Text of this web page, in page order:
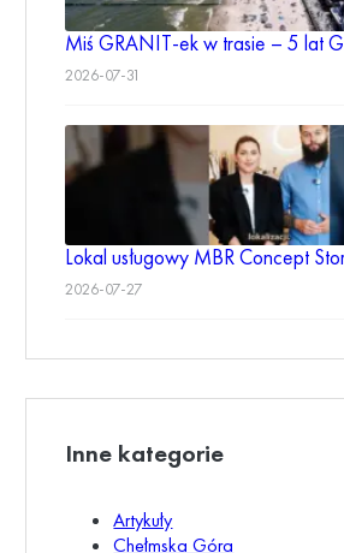
Miś GRANIT-ek w trasie – 5 lat
2026-07-31
Lokal usługowy MBR Concept
2026-07-27
Inne kategorie
Artykuły
Chełmska Góra